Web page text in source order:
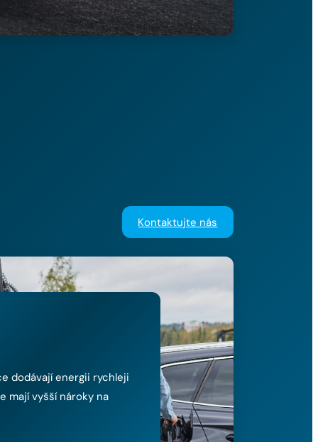
Kontaktujte nás
dodávají energii rychleji
mají vyšší nároky na